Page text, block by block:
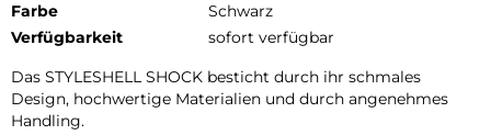
Farbe
Schwarz
Verfügbarkeit
sofort verfügbar
Das STYLESHELL SHOCK besticht durch ihr schmales
Design, hochwertige Materialien und durch angenehmes
Handling.